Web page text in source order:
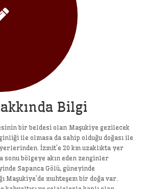
Bilgi
bir beldesi olan Maşukiye gezilecek
ile olmasa da sahip olduğu doğası ile
İzmit’e 20 km uzaklıkta yer
bölgeye akın eden zenginler
Sapanca Gölü, güneyinde
Maşukiye’de muhteşem bir doğa var.